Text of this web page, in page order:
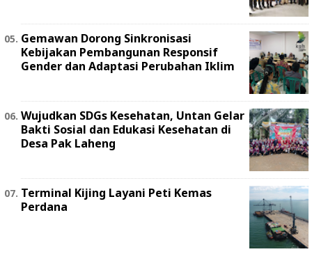
Gemawan Dorong Sinkronisasi
Kebijakan Pembangunan Responsif
Gender dan Adaptasi Perubahan Iklim
Wujudkan SDGs Kesehatan, Untan Gelar
Bakti Sosial dan Edukasi Kesehatan di
Desa Pak Laheng
Terminal Kijing Layani Peti Kemas
Perdana